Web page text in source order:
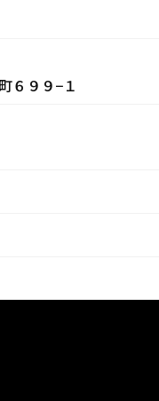
６９９−１